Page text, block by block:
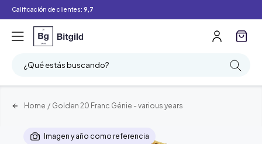
Calificación de clientes: 9,7
¿Qué estás buscando?
Home / Golden 20 Franc Génie - various years
Imagen y año como referencia